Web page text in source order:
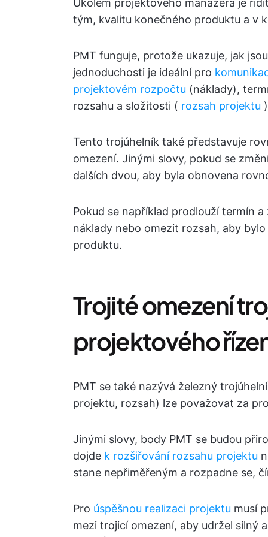
Úkolem projektového manažera je
tým, kvalitu konečného produktu a v
PMT funguje, protože ukazuje, jak
jednoduchosti je ideální pro
projektovém rozpočtu (náklady),
rozsahu a složitosti ( rozsah projektu
Tento trojúhelník také představuje
omezení. Jinými slovy, pokud se
dalších dvou, aby byla obnovena
Pokud se například prodlouží termín
náklady nebo omezit rozsah, aby
produktu.
Trojité omezení
projektového
PMT se také nazývá železný
projektu, rozsah) lze považovat za
Jinými slovy, body PMT se budou
dojde k rozšiřování rozsahu projektu
stane nepřiměřeným a rozpadne se,
Pro úspěšnou realizaci projektu musí
mezi trojicí omezení, aby udržel silný